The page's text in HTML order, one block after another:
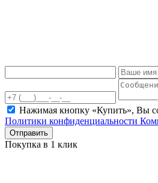
Нажимая кнопку «Купить», Вы
Политики конфиденциальности
Отправить
Покупка в 1 клик